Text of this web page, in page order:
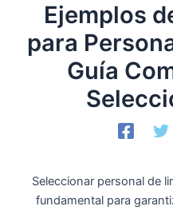
Ejemplos
para
Guía
Seleccionar personal de
fundamental para